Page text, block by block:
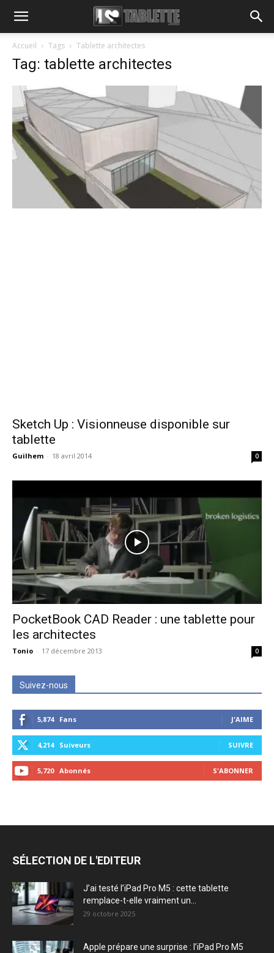
Accueil Tags Tablette architectes
Tag: tablette architectes
Sketch Up : Visionneuse disponible sur
tablette
Guilhem - 18 avril 2014 0
PocketBook CAD Reader : une tablette pour
les architectes
Tonio - 17 décembre 2013 0
Suivez-nous
5,874 Fans J'AIME
4,214 Suiveurs SUIVRE
5,720 Abonnés S'ABONNER
SÉLECTION DE L'EDITEUR
J’ai testé l’iPad Pro M5 : cette tablette
remplace-t-elle vraiment un...
29 octobre 2025
Apple prépare une surprise : l’iPad Pro M5